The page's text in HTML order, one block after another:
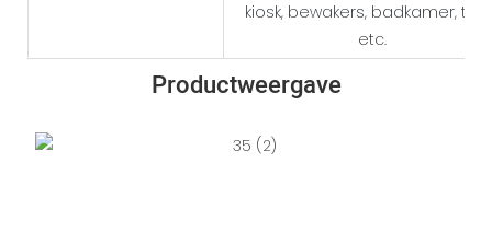
kiosk, bewakers, badkamer,
etc.
Productweergave